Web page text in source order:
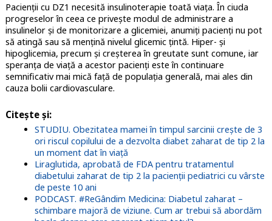
Pacienții cu DZ1 necesită insulinoterapie toată viața. În ciuda
progreselor în ceea ce privește modul de administrare a
insulinelor și de monitorizare a glicemiei, anumiți pacienți nu pot
să atingă sau să mențină nivelul glicemic țintă. Hiper- și
hipoglicemia, precum și creșterea în greutate sunt comune, iar
speranța de viață a acestor pacienți este în continuare
semnificativ mai mică față de populația generală, mai ales din
cauza bolii cardiovasculare.
Citește și:
STUDIU. Obezitatea mamei în timpul sarcinii crește de 3
ori riscul copilului de a dezvolta diabet zaharat de tip 2 la
un moment dat în viață
Liraglutida, aprobată de FDA pentru tratamentul
diabetului zaharat de tip 2 la pacienții pediatrici cu vârste
de peste 10 ani
PODCAST. #ReGândim Medicina: Diabetul zaharat –
schimbare majoră de viziune. Cum ar trebui să abordăm